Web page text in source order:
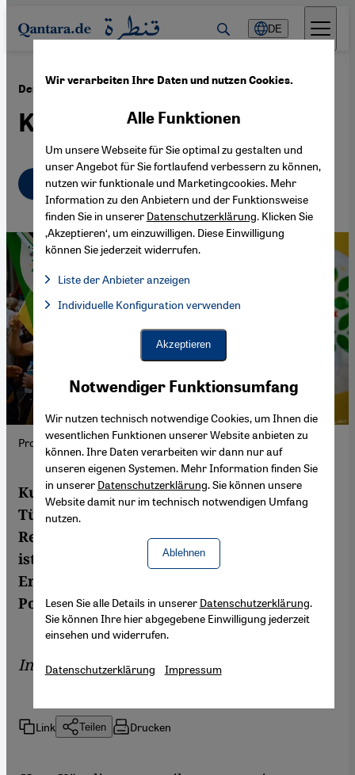
Direkt zum Inhalt springen
DE
Der türkische Staat und die Kurden ·28.06.2022
Kampf der Narrative
Deutsch English عربي
Proteste der pro-kurdischen Partei HDP; Foto: Yasin Akgul/AFP
Kurden und andere Minderheiten in der
Türkei sind seit hundert Jahren staatlicher
Repression ausgesetzt. Die kurdische Frage
ist für die gesellschaftliche und politische
Entwicklung der Türkei zentral, sagt der
Politikwissenschaftler Ismail Küpeli.
Interview vonGerrit Wustmann
Link Teilen Drucken
Wir verarbeiten Ihre Daten und nutzen Cookies.
Notwendiger Funktionsumfang
Wir nutzen technisch notwendige Cookies, um Ihnen die
wesentlichen Funktionen unserer Website anbieten zu
können. Ihre Daten verarbeiten wir dann nur auf
unseren eigenen Systemen. Mehr Information finden Sie
in unserer Datenschutzerklärung. Sie können unsere
Website damit nur im technisch notwendigen Umfang
nutzen.
Ablehnen
Alle Funktionen
Um unsere Webseite für Sie optimal zu gestalten und
unser Angebot für Sie fortlaufend verbessern zu können,
nutzen wir funktionale und Marketingcookies. Mehr
Information zu den Anbietern und der Funktionsweise
finden Sie in unserer Datenschutzerklärung. Klicken Sie
‚Akzeptieren‘, um einzuwilligen. Diese Einwilligung
können Sie jederzeit widerrufen.
Liste der Anbieter anzeigen
Facebook Embed / Facebook Connect, Google Maps Embed,
Facebook Embed / Facebook Connect
Google Maps Embed
Individuelle Konfiguration verwenden
Akzeptieren
Lesen Sie alle Details in unserer Datenschutzerklärung.
Sie können Ihre hier abgegebene Einwilligung jederzeit
einsehen und widerrufen.
Datenschutzerklärung Impressum